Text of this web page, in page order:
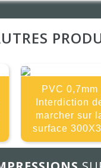
PVC 0,7mm
Interdiction
marcher sur
surface